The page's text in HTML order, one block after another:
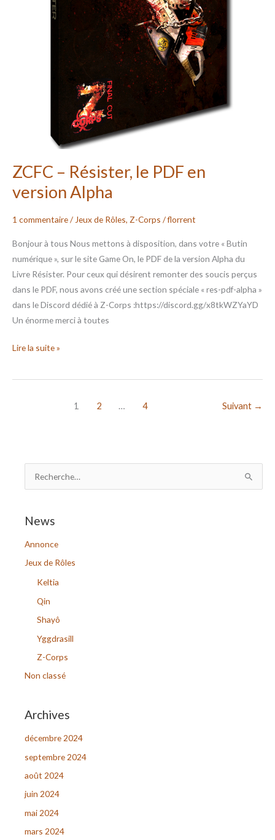
h
e
r
News
Annonce
Jeux de Rôles
Keltia
Qin
Shayô
Yggdrasill
Z-Corps
Non classé
Archives
décembre 2024
septembre 2024
août 2024
juin 2024
mai 2024
mars 2024
ZCFC – Résister, le PDF en
version Alpha
1 commentaire/Jeux de Rôles, Z-Corps /florrent
Bonjour à tous Nous mettons à disposition, dans votre « Butin
numérique », sur le site Game On, le PDF de la version Alpha du
Livre Résister. Pour ceux qui désirent remonter des soucis perçus
dans le PDF, nous avons créé une section spéciale « res-pdf-alpha »
dans le Discord dédié à Z-Corps :https://discord.gg/x8tkWZYaYD
Un énorme merci à toutes
Lire la suite »
1 2 … 4 Suivant →